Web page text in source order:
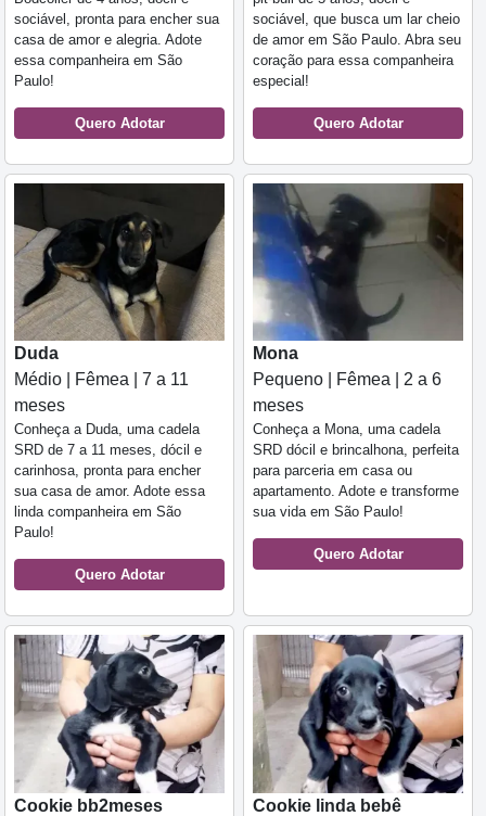
sociável, pronta para encher sua
casa de amor e alegria. Adote
essa companheira em São
Paulo!
Quero Adotar
sociável, que busca um lar cheio
de amor em São Paulo. Abra seu
coração para essa companheira
especial!
Quero Adotar
Duda
Médio | Fêmea | 7 a 11
meses
Conheça a Duda, uma cadela
SRD de 7 a 11 meses, dócil e
carinhosa, pronta para encher
sua casa de amor. Adote essa
linda companheira em São
Paulo!
Quero Adotar
Mona
Pequeno | Fêmea | 2 a 6
meses
Conheça a Mona, uma cadela
SRD dócil e brincalhona, perfeita
para parceria em casa ou
apartamento. Adote e transforme
sua vida em São Paulo!
Quero Adotar
Cookie bb2meses
Cookie linda bebê